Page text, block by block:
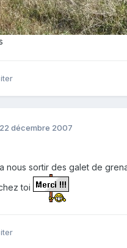
22 décembre 2007
nous sortir des galet de
toi